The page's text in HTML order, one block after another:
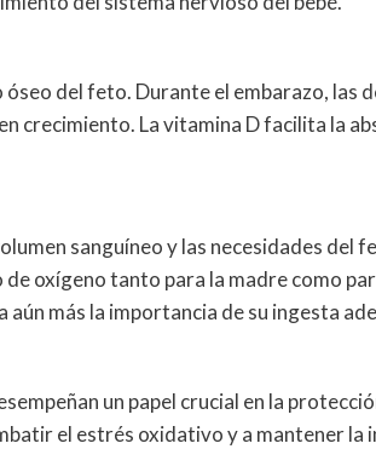
del feto. Durante el embarazo,
crecimiento. La vitamina D facilita la
sanguíneo y las necesidades del
oxígeno tanto para la madre como
más la importancia de su ingesta
un papel crucial en la
el estrés oxidativo y a mantener